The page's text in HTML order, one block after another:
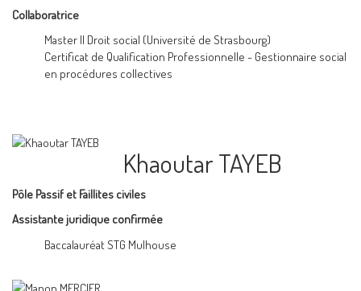
Collaboratrice
Master II Droit social (Université de Strasbourg)
Certificat de Qualification Professionnelle - Gestionnaire social
en procédures collectives
Khaoutar TAYEB
Pôle Passif et Faillites civiles
Assistante juridique confirmée
Baccalauréat STG Mulhouse